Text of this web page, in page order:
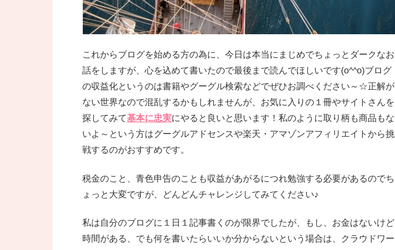
これからブログを始める方の為に、今日は本当にまじめでちょっとダークなお
話をしますが、心を込めて書いたので最後まで読んでほしいです(o^^o)ブログ
の収益化というのは書籍やグーグル検索などでぜひお調べください～☆正解が
ない世界なので混乱するかもしれませんが、お気に入りの１冊やサイトさんを
探してみて基本に忠実にやると良いと思います！私のように取り柄も商品もな
いよ～という方はグーグルアドセンスや楽天・アマゾンアフィリエイトから挑
戦するのがおすすめです。
税金のこと、青色申告のことも収益があがるにつれ勉強する必要があるのでち
ょっと大変ですが、どんどんチャレンジしてみてください♪
私は自分のブログに１日１記事書くのが限界でしたが、もし、お金はないけど
時間がある、でも何を書いたらいいか分からないという場合は、クラウドワー